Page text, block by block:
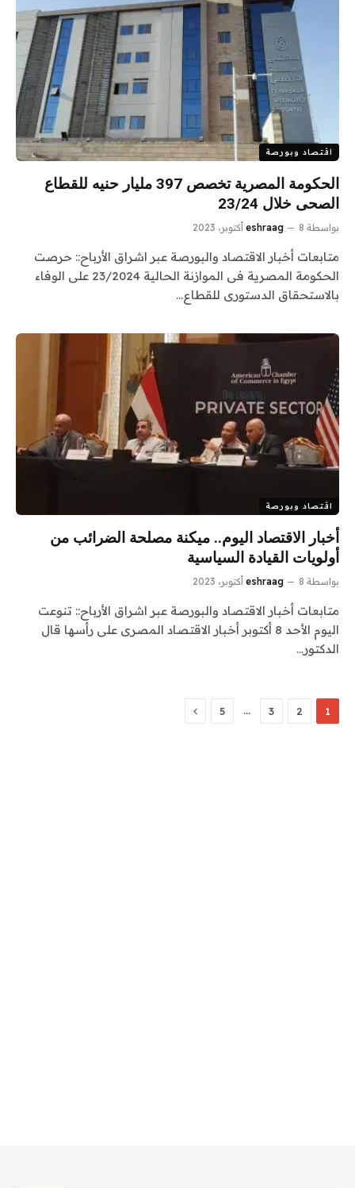
اقتصاد وبورصة
الحكومة المصرية تخصص 397 مليار حنيه للقطاع
الصحى خلال 23/24
بواسطة eshraag 8 أكتوبر، 2023
متابعات أخبار الاقتصاد والبورصة عبر اشراق الأرباح:: حرصت
الحكومة المصرية فى الموازنة الحالية 23/2024 على الوفاء
بالاستحقاق الدستورى للقطاع…
اقتصاد وبورصة
أخبار الاقتصاد اليوم.. ميكنة مصلحة الضرائب من
أولويات القيادة السياسية
بواسطة eshraag 8 أكتوبر، 2023
متابعات أخبار الاقتصاد والبورصة عبر اشراق الأرباح:: تنوعت
اليوم الأحد 8 أكتوبر أخبار الاقتصاد المصرى على رأسها قال
الدكتور…
1
2
3
…
5 التالي